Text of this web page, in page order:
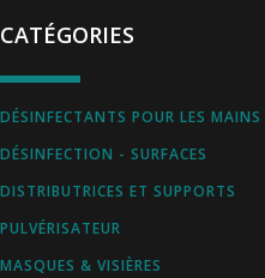
CATÉGORIES
DÉSINFECTANTS POUR LES MAINS
DÉSINFECTION - SURFACES
DISTRIBUTRICES ET SUPPORTS
PULVÉRISATEUR
MASQUES & VISIÈRES